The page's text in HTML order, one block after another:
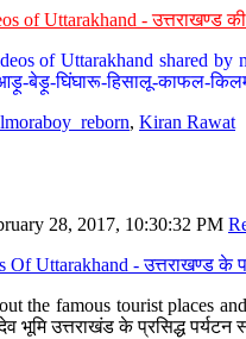
of Uttarakhand - उत्तराखण्ड की
of Uttarakhand shared by
बेड़ू-घिंघारू-हिसालू-काफल-
, Kiran Rawat
28, 2017, 10:30:32 PM
Of Uttarakhand - उत्तराखण्ड के
the famous tourist places
भूमि उत्तराखंड के प्रसिद्ध